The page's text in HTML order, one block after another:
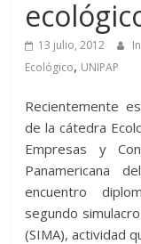
13 julio, 2012
Ecológico, UNIPAP
Recientemente
de la cátedra
Empresas y
Panamericana
encuentro
segundo
(SIMA), actividad